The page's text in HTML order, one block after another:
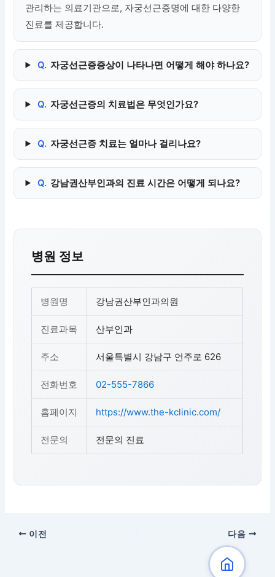
관리하는 의료기관으로, 자궁선근증명에 대한 다양한
진료를 제공합니다.
Q. 자궁선근증증상이 나타나면 어떻게 해야 하나요?
Q. 자궁선근증의 치료법은 무엇인가요?
Q. 자궁선근증 치료는 얼마나 걸리나요?
Q. 강남권산부인과의 진료 시간은 어떻게 되나요?
병원 정보
병원명 강남권산부인과의원
진료과목 산부인과
주소 서울특별시 강남구 언주로 626
전화번호 02-555-7866
홈페이지 https://www.the-kclinic.com/
전문의 전문의 진료
이전 다음